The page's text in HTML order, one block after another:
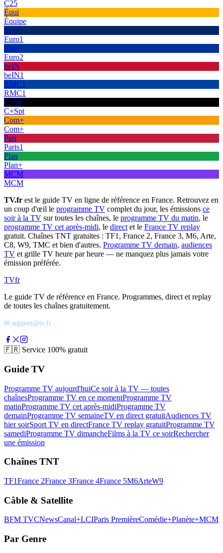
C25
Équi
Équipe
Euro
Euro1
Euro
Euro2
beIN
beIN1
RMC1
RMC1
C+Sp
C+Spt
Com+
Com+
Pari
Paris1
Plan
Plan+
MCM
MCM
TV.fr est le guide TV en ligne de référence en France. Retrouvez en
un coup d'œil le programme TV complet du jour, les émissions ce
soir à la TV sur toutes les chaînes, le programme TV du matin, le
programme TV cet après-midi, le direct et le France TV replay
gratuit. Chaînes TNT gratuites : TF1, France 2, France 3, M6, Arte,
C8, W9, TMC et bien d'autres. Programme TV demain, audiences
TV et grille TV heure par heure — ne manquez plus jamais votre
émission préférée.
TVfr
Le guide TV de référence en France. Programmes, direct et replay
de toutes les chaînes gratuitement.
✉ support@tv.fr
🇫🇷 Service 100% gratuit
Guide TV
Programme TV aujourd'huiCe soir à la TV — toutes
chaînesProgramme TV en ce momentProgramme TV
matinProgramme TV cet après-midiProgramme TV
demainProgramme TV semaineTV en direct gratuitAudiences TV
hier soirSport TV en directFrance TV replay gratuitProgramme TV
samediProgramme TV dimancheFilms à la TV ce soirRechercher
une émission
Chaînes TNT
TF1France 2France 3France 4France 5M6ArteW9
Câble & Satellite
BFM TVCNewsCanal+LCIParis PremièreComédie+Planète+MCM
Par Genre